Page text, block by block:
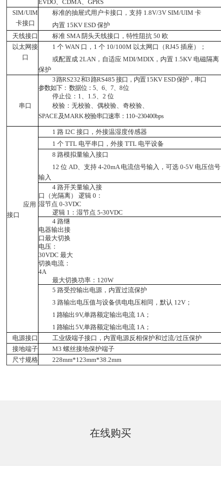
EVDO、CDMA、GPRS
SIM/UIM
卡接口
标准的抽屉式用户卡接口，支持 1.8V/3V SIM/UIM 卡
内置 15KV ESD 保护
天线接口
标准 SMA 阴头天线接口，特性阻抗 50 欧
以太网接
口
1 个 WAN 口，1 个 10/100M 以太网口（RJ45 插座）；
或配置成 2LAN，自适应 MDI/MDIX，内置 1.5KV 电磁隔离
保护
串口
3 路RS232和3 路RS485 接口，内置15KV ESD保护，串口
参数如下： 数据位：5、6、7、8位
停止位：1、1.5、2 位
校验：无校验、偶校验、奇校验、
SPACE及MARK校验串口速率：110~230400bps
应用
接口
1 路 I2C 接口，外接温湿度传感器
1 个 TTL 电平串口，外接 TTL 电平设备
8 路模拟量输入接口
12 位 AD、支持 4-20mA 电流信号输入，可选 0-5V 电压信号
输入
4 路开关量输入接
口（光隔离） 逻辑 0：
湿节点 0-3VDC
逻辑 1：湿节点 5-30VDC
4 路继
电器输出接
口最大切换
电压：
30VDC 最大
切换电流：
4A
最大切换功率：120W
5 路受控输出电源，内置过流保护
3 路输出电压值与设备供电电压相同，默认 12V；
1 路输出9V,单路额定输出电流 1A；
1 路输出5V,单路额定输出电流 1A；
电源接口
工业级端子接口，内置电源反相保护和过流/过压保护
接地端子
M3 螺丝接地保护端子
尺寸规格
228mm*123mm*38.2mm
在线购买